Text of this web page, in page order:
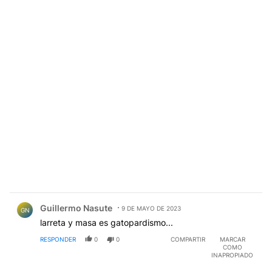
GN Guillermo Nasute 9 DE MAYO DE 2023
larreta y masa es gatopardismo...
RESPONDER 0 0 COMPARTIR
MARCAR
COMO
INAPROPIADO